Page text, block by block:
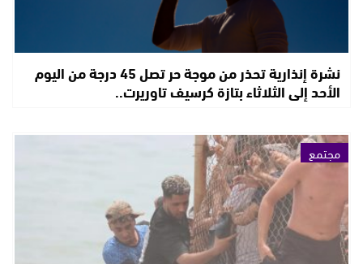
نشرة إنذارية تحذر من موجة حر تصل 45 درجة من اليوم
الأحد إلى الثلاثاء بتازة كرسيف تاوريرت..
مجتمع